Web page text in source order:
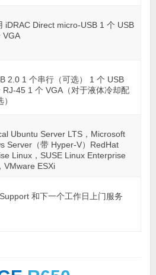
iDRAC Direct micro-USB 1 个 USB
VGA
2.0 1 个串行（可选） 1 个 USB
RJ-45 1 个 VGA（对于液体冷却配
Ubuntu Server LTS，Microsoft
Server（带 Hyper-V）RedHat
Linux，SUSE Linux Enterprise
VMware ESXi
和下一个工作日上门服务